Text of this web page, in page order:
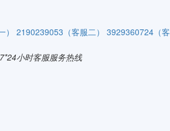
） 2190239053（客服二） 3929360724（
7*24小时客服服务热线